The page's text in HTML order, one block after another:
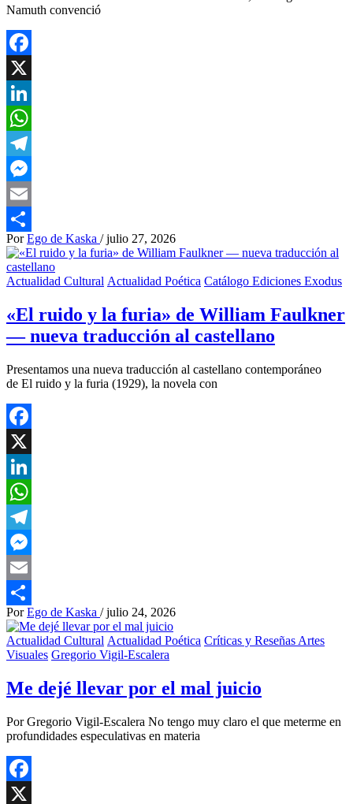
Namuth convenció
Facebook
X
LinkedIn
WhatsApp
Telegram
Messenger
Email
Compartir
Por Ego de Kaska / julio 27, 2026
Actualidad Cultural Actualidad Poética Catálogo Ediciones Exodus
«El ruido y la furia» de William Faulkner
— nueva traducción al castellano
Presentamos una nueva traducción al castellano contemporáneo
de El ruido y la furia (1929), la novela con
Facebook
X
LinkedIn
WhatsApp
Telegram
Messenger
Email
Compartir
Por Ego de Kaska / julio 24, 2026
Actualidad Cultural Actualidad Poética Críticas y Reseñas Artes
Visuales Gregorio Vigil-Escalera
Me dejé llevar por el mal juicio
Por Gregorio Vigil-Escalera No tengo muy claro el que meterme en
profundidades especulativas en materia
Facebook